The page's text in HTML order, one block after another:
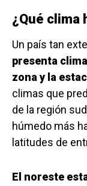
¿Qué clima
Un país tan
presenta
zona y la
climas que
de la región
húmedo más
latitudes de
El noreste